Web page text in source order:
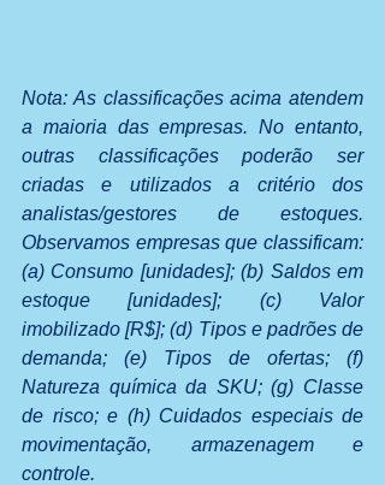
Nota: As classificações acima atendem
a maioria das empresas. No entanto,
outras classificações poderão ser
criadas e utilizados a critério dos
analistas/gestores de estoques.
Observamos empresas que classificam:
(a) Consumo [unidades]; (b) Saldos em
estoque [unidades]; (c) Valor
imobilizado [R$]; (d) Tipos e padrões de
demanda; (e) Tipos de ofertas; (f)
Natureza química da SKU; (g) Classe
de risco; e (h) Cuidados especiais de
movimentação, armazenagem e
controle.